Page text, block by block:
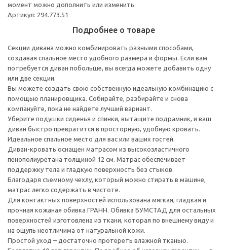
момент можно дополнить или изменить.
Артикул: 294.773.51
Подробнее о товаре
Секции дивана можно комбинировать разными способами,
создавая спальное место удобного размера и формы. Если вам
потребуется диван побольше, вы всегда можете добавить одну
или две секции.
Вы можете создать свою собственную идеальную комбинацию с
помощью планировщика. Собирайте, разбирайте и снова
компануйте, пока не найдете лучший вариант.
Уберите подушки сиденья и спинки, вытащите подрамник, и ваш
диван быстро превратится в просторную, удобную кровать.
Идеальное спальное место для вас или ваших гостей.
Диван-кровать оснащен матрасом из высокоэластичного
пенополиуретана толщиной 12 см. Матрас обеспечивает
поддержку тела и гладкую поверхность без стыков.
Благодаря съемному чехлу, который можно стирать в машине,
матрас легко содержать в чистоте.
Для контактных поверхностей использована мягкая, гладкая и
прочная кожаная обивка ГРАНН. Обивка БУМСТАД для остальных
поверхностей изготовлена из ткани, которая по внешнему виду и
на ощупь неотличима от натуральной кожи.
Простой уход – достаточно протереть влажной тканью.